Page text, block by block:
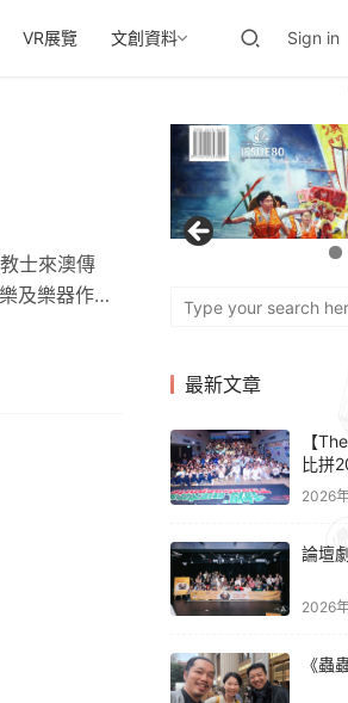
VR展覽 文創資料 Sign in
士來澳傳
及樂器作為
也有數間。
最新文章
【
比拼
亞洲
2026
論壇
2026
《蟲